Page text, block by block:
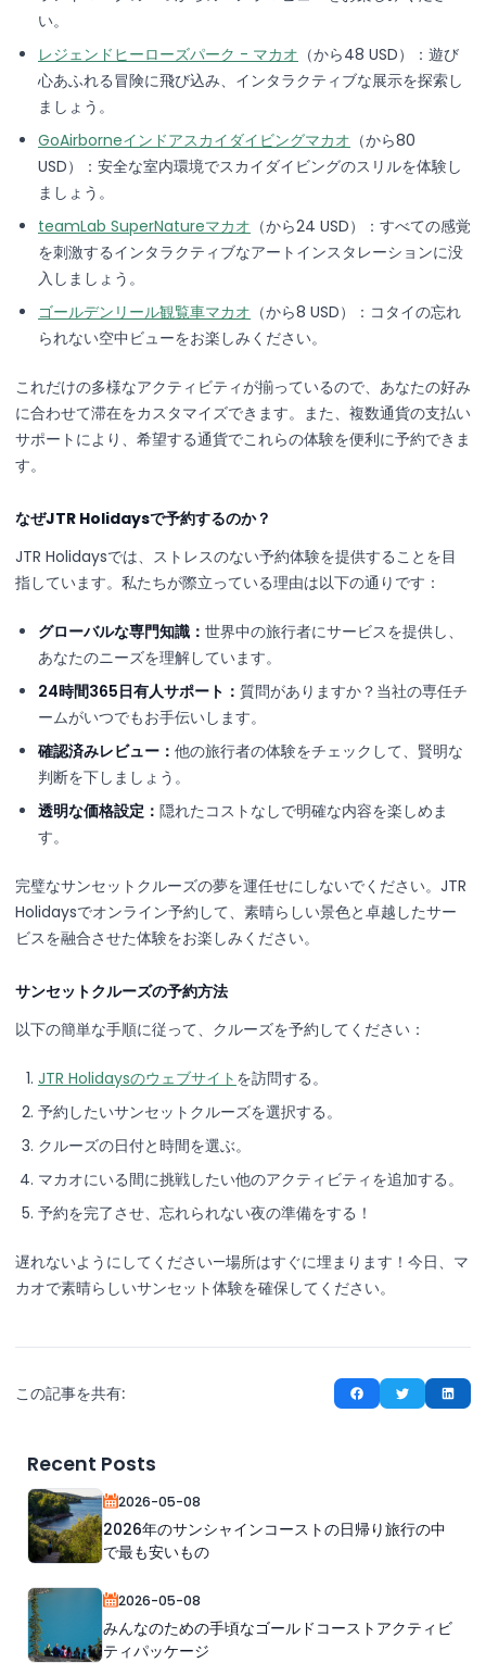
い。
レジェンドヒーローズパーク - マカオ （から48 USD）：遊び
心あふれる冒険に飛び込み、インタラクティブな展示を探索し
ましょう。
GoAirborneインドアスカイダイビングマカオ （から80
USD）：安全な室内環境でスカイダイビングのスリルを体験し
ましょう。
teamLab SuperNatureマカオ （から24 USD）：すべての感覚
を刺激するインタラクティブなアートインスタレーションに没
入しましょう。
ゴールデンリール観覧車マカオ （から8 USD）：コタイの忘れ
られない空中ビューをお楽しみください。
これだけの多様なアクティビティが揃っているので、あなたの好み
に合わせて滞在をカスタマイズできます。また、複数通貨の支払い
サポートにより、希望する通貨でこれらの体験を便利に予約できま
す。
なぜJTR Holidaysで予約するのか？
JTR Holidaysでは、ストレスのない予約体験を提供することを目
指しています。私たちが際立っている理由は以下の通りです：
グローバルな専門知識： 世界中の旅行者にサービスを提供し、
あなたのニーズを理解しています。
24時間365日有人サポート： 質問がありますか？当社の専任チ
ームがいつでもお手伝いします。
確認済みレビュー： 他の旅行者の体験をチェックして、賢明な
判断を下しましょう。
透明な価格設定： 隠れたコストなしで明確な内容を楽しめま
す。
完璧なサンセットクルーズの夢を運任せにしないでください。JTR
Holidaysでオンライン予約して、素晴らしい景色と卓越したサー
ビスを融合させた体験をお楽しみください。
サンセットクルーズの予約方法
以下の簡単な手順に従って、クルーズを予約してください：
JTR Holidaysのウェブサイト を訪問する。
予約したいサンセットクルーズを選択する。
クルーズの日付と時間を選ぶ。
マカオにいる間に挑戦したい他のアクティビティを追加する。
予約を完了させ、忘れられない夜の準備をする！
遅れないようにしてください—場所はすぐに埋まります！今日、マ
カオで素晴らしいサンセット体験を確保してください。
この記事を共有:
Recent Posts
2026-05-08
2026年のサンシャインコーストの日帰り旅行の中
で最も安いもの
2026-05-08
みんなのための手頃なゴールドコーストアクティビ
ティパッケージ